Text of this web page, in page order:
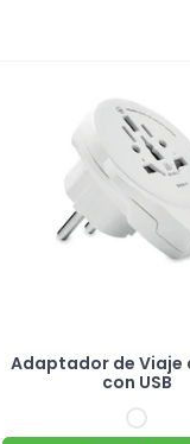
Adaptador de Viaje
con USB